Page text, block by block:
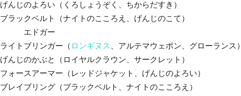
げんじのよろい（くろしょうぞく、ちからだすき）
ブラックベルト（ナイトのこころえ、げんじのこて）
エドガー
ライトブリンガー（ ロンギヌス
、アルテマウェポン、グローランス）
げんじのかぶと（ロイヤルクラウン、サークレット）
フォースアーマー（レッドジャケット、げんじのよろい）
ブレイブリング（ブラックベルト、ナイトのこころえ）